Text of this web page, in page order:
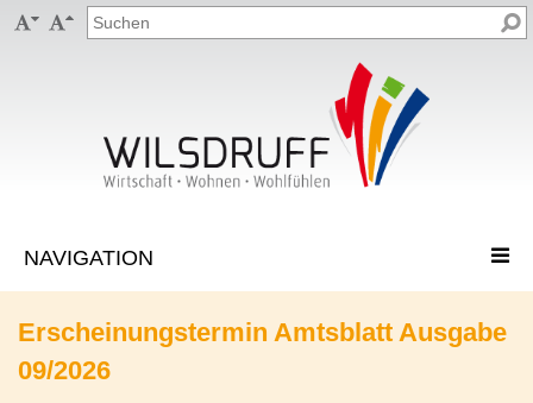
 
Erscheinungstermin Amtsblatt Ausgabe
09/2026